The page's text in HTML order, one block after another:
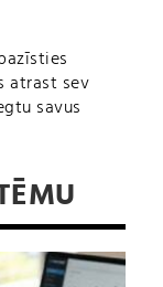
atrast sev
savus